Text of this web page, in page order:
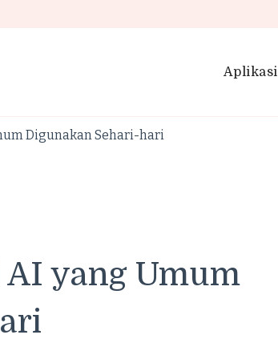
Aplikasi
Digunakan Sehari-hari
AI yang Umum